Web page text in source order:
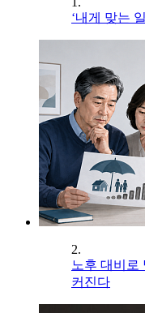
‘내게 맞는
2.
노후 대비로
커진다